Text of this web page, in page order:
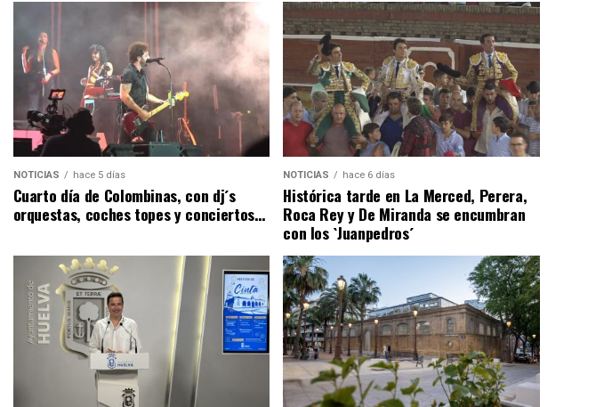
NOTICIAS hace 5 días
Cuarto día de Colombinas, con dj´s
orquestas, coches topes y conciertos…
NOTICIAS hace 6 días
Histórica tarde en La Merced, Perera,
Roca Rey y De Miranda se encumbran
con los `Juanpedros´